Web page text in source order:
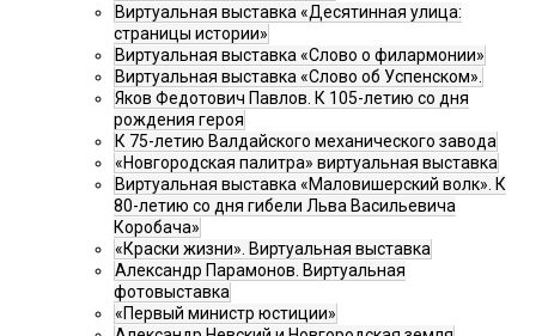
Виртуальная выставка «Десятинная улица:
страницы истории»
Виртуальная выставка «Слово о филармонии»
Виртуальная выставка «Слово об Успенском».
Яков Федотович Павлов. К 105-летию со дня
рождения героя
К 75-летию Валдайского механического завода
«Новгородская палитра» виртуальная выставка
Виртуальная выставка «Маловишерский волк». К
80-летию со дня гибели Льва Васильевича
Коробача»
«Краски жизни». Виртуальная выставка
Александр Парамонов. Виртуальная
фотовыставка
«Первый министр юстиции»